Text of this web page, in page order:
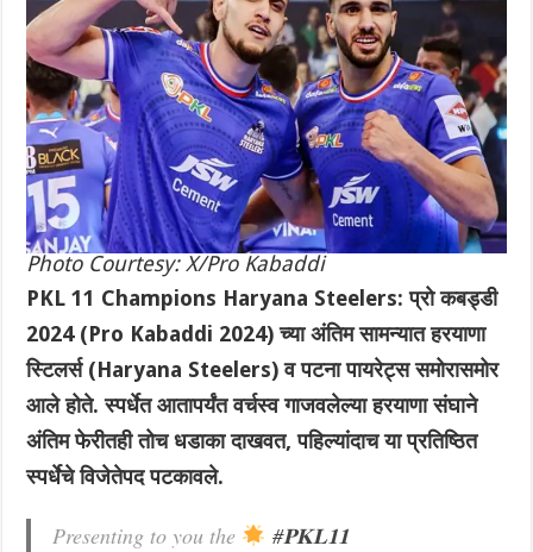
Photo Courtesy: X/Pro Kabaddi
PKL 11 Champions Haryana Steelers: प्रो कबड्डी
2024 (Pro Kabaddi 2024) च्या अंतिम सामन्यात हरयाणा
स्टिलर्स (Haryana Steelers) व पटना पायरेट्स समोरासमोर
आले होते. स्पर्धेत आतापर्यंत वर्चस्व गाजवलेल्या हरयाणा संघाने
अंतिम फेरीतही तोच धडाका दाखवत, पहिल्यांदाच या प्रतिष्ठित
स्पर्धेचे विजेतेपद पटकावले.
Presenting to you the
#𝐏𝐊𝐋𝟏𝟏